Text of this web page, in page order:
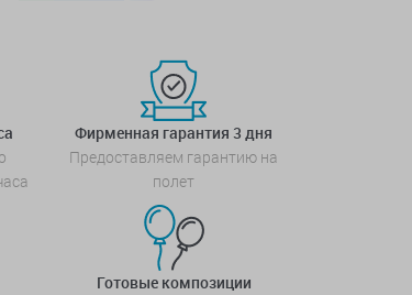
Фирменная гарантия 3 дня
Предоставляем гарантию на
полет
Готовые композиции